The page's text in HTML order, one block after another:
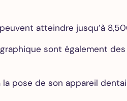
des dents
Devis
atteindre jusqu’à
sont également
pose de son appareil